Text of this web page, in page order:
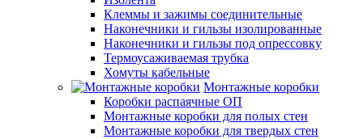
Клеммы и зажимы соединительные
Наконечники и гильзы изолированные
Наконечники и гильзы под опрессовку
Термоусаживаемая трубка
Хомуты кабельные
Монтажные коробки
Коробки распаячные ОП
Монтажные коробки для полых стен
Монтажные коробки для твердых стен